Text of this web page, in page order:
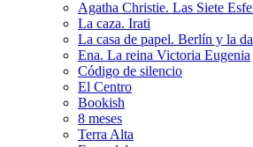
Agatha Christie. Las Siete
La caza. Irati
La casa de papel. Berlín y la
Ena. La reina Victoria Eugenia
Código de silencio
El Centro
Bookish
8 meses
Terra Alta